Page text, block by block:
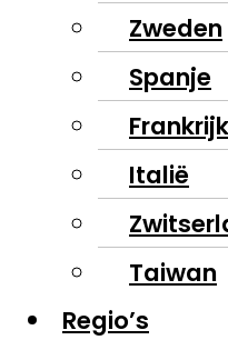
Zweden
Spanje
Frankrijk
Italië
Taiwan
Regio’s